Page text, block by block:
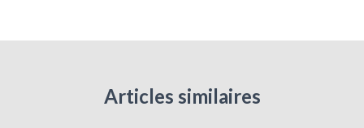
Articles similaires